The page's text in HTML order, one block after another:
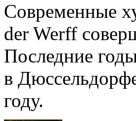
Современные
der Werff
Последние
в
году.